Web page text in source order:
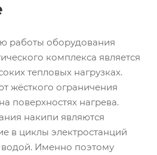
работы оборудования
комплекса является
тепловых нагрузках.
жёсткого ограничения
поверхностях нагрева.
накипи являются
в циклы электростанций
Именно поэтому